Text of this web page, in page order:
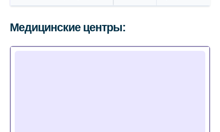
Медицинские центры: